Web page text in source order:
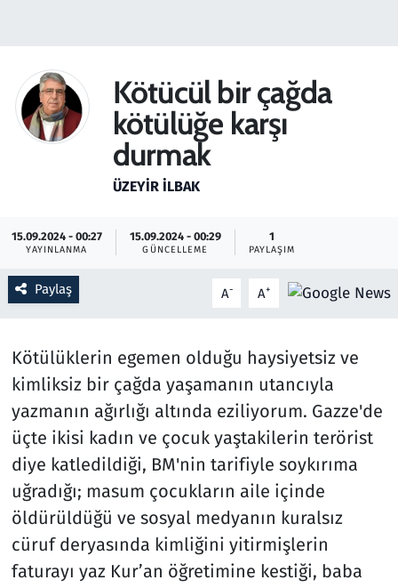
Kötücül bir çağda
kötülüğe karşı
durmak
ÜZEYIR İLBAK
15.09.2024 - 00:27
YAYINLANMA
15.09.2024 - 00:29
GÜNCELLEME
1
PAYLAŞIM
Paylaş A- A+
Kötülüklerin egemen olduğu haysiyetsiz ve
kimliksiz bir çağda yaşamanın utancıyla
yazmanın ağırlığı altında eziliyorum. Gazze'de
üçte ikisi kadın ve çocuk yaştakilerin terörist
diye katledildiği, BM'nin tarifiyle soykırıma
uğradığı; masum çocukların aile içinde
öldürüldüğü ve sosyal medyanın kuralsız
cüruf deryasında kimliğini yitirmişlerin
faturayı yaz Kur’an öğretimine kestiği, baba
Haber
Kültür Sanat
Kurumsal Haberler
Memur ve Kamu
Otomobil
Oyun
Ramazan
Resmi İlanlar
Rüya Tabirleri
Sağlık
Savunma Sanayi